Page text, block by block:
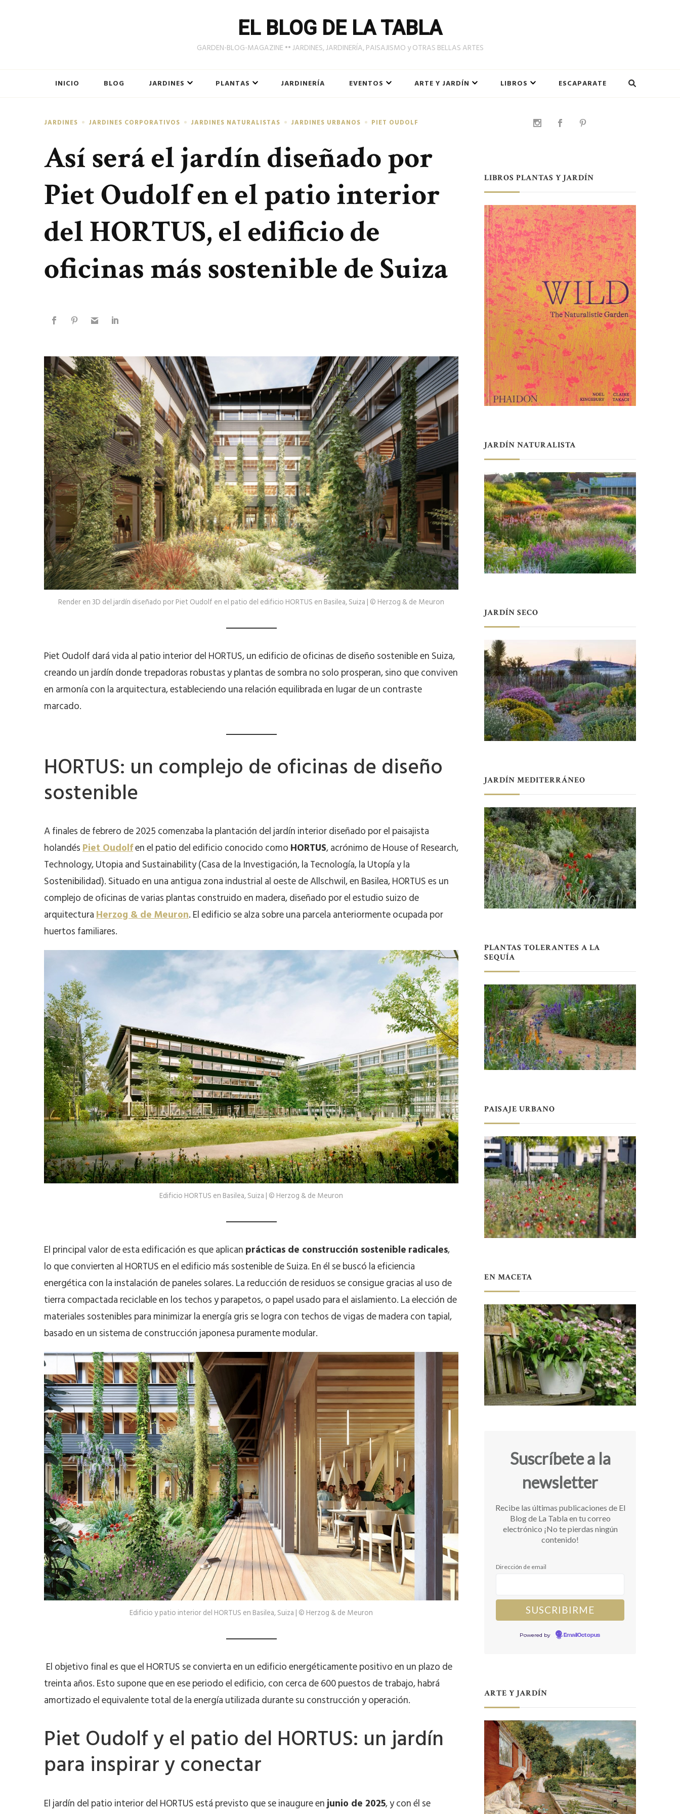
EL BLOG DE LA TABLA
GARDEN-BLOG-MAGAZINE •• JARDINES, JARDINERÍA, PAISAJISMO y OTRAS BELLAS ARTES
INICIO BLOG JARDINES PLANTAS JARDINERÍA EVENTOS ARTE Y JARDÍN LIBROS ESCAPARATE
JARDINES JARDINES CORPORATIVOS JARDINES NATURALISTAS JARDINES URBANOS PIET OUDOLF
Así será el jardín diseñado por
Piet Oudolf en el patio interior
del HORTUS, el edificio de
oficinas más sostenible de Suiza
Render en 3D del jardín diseñado por Piet Oudolf en el patio del edificio HORTUS en Basilea, Suiza | © Herzog & de Meuron
Piet Oudolf dará vida al patio interior del HORTUS, un edificio de oficinas de diseño sostenible en Suiza,
creando un jardín donde trepadoras robustas y plantas de sombra no solo prosperan, sino que conviven
en armonía con la arquitectura, estableciendo una relación equilibrada en lugar de un contraste
marcado.
HORTUS: un complejo de oficinas de diseño
sostenible
A finales de febrero de 2025 comenzaba la plantación del jardín interior diseñado por el paisajista
holandésPiet Oudolfen el patio del edificio conocido comoHORTUS, acrónimo de House of Research,
Technology, Utopia and Sustainability (Casa de la Investigación, la Tecnología, la Utopía y la
Sostenibilidad). Situado en una antigua zona industrial al oeste de Allschwil, en Basilea, HORTUS es un
complejo de oficinas de varias plantas construido en madera, diseñado por el estudio suizo de
arquitecturaHerzog & de Meuron. El edificio se alza sobre una parcela anteriormente ocupada por
huertos familiares.
Edificio HORTUS en Basilea, Suiza | © Herzog & de Meuron
El principal valor de esta edificación es que aplicanprácticas de construcción sostenibleradicales,
lo que convierten al HORTUS en el edificio más sostenible de Suiza. En él se buscó la eficiencia
energética con la instalación de paneles solares. La reducción de residuos se consigue gracias al uso de
tierra compactada reciclable en los techos y parapetos, o papel usado para el aislamiento. La elección de
materiales sostenibles para minimizar la energía gris se logra con techos de vigas de madera con tapial,
basado en un sistema de construcción japonesa puramente modular.
Edificio y patio interior del HORTUS en Basilea, Suiza | © Herzog & de Meuron
El objetivo final es que el HORTUS se convierta en un edificio energéticamente positivo en un plazo de
treinta años. Esto supone que en ese periodo el edificio, con cerca de 600 puestos de trabajo, habrá
amortizado el equivalente total de la energía utilizada durante su construcción y operación.
Piet Oudolf y el patio del HORTUS: un jardín
para inspirar y conectar
El jardín del patio interior del HORTUS está previsto que se inaugure enjunio de 2025, y con él se
LIBROS PLANTAS Y JARDÍN
JARDÍN NATURALISTA
JARDÍN SECO
JARDÍN MEDITERRÁNEO
PLANTAS TOLERANTES A LA
SEQUÍA
PAISAJE URBANO
EN MACETA
Suscríbete a la
newsletter
Recibe las últimas publicaciones de El
Blog de La Tabla en tu correo
electrónico ¡No te pierdas ningún
contenido!
Dirección de email
Powered by EmailOctopus
ARTE Y JARDÍN